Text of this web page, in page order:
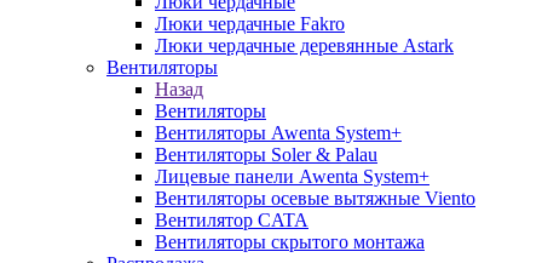
Люки чердачные Fakro
Люки чердачные деревянные Astark
Вентиляторы
Назад
Вентиляторы
Вентиляторы Awenta System+
Вентиляторы Soler & Palau
Лицевые панели Awenta System+
Вентиляторы осевые вытяжные Viento
Вентилятор CATA
Вентиляторы скрытого монтажа